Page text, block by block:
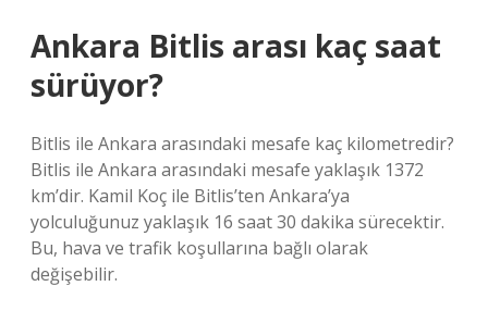
Ankara Bitlis arası kaç saat
sürüyor?
Bitlis ile Ankara arasındaki mesafe kaç kilometredir?
Bitlis ile Ankara arasındaki mesafe yaklaşık 1372
km’dir. Kamil Koç ile Bitlis’ten Ankara’ya
yolculuğunuz yaklaşık 16 saat 30 dakika sürecektir.
Bu, hava ve trafik koşullarına bağlı olarak
değişebilir.